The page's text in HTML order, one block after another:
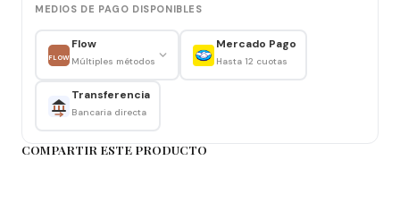
Recepción
Ventajas
✔️ Respaldo cómodo para comidas y reuniones.
MEDIOS DE PAGO DISPONIBLES
FLOW
Flow
Múltiples métodos
Mercado Pago
Hasta 12 cuotas
Transferencia
Bancaria directa
COMPARTIR ESTE PRODUCTO